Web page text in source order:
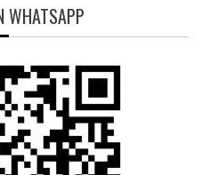
WHATSAPP